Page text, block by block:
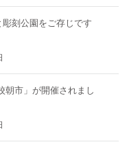
彫刻公園をご存じです
朝市」が開催されまし